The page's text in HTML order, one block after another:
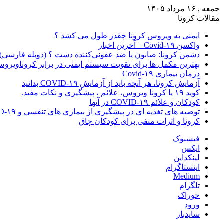
جمعه , ۱۶ مرداد ۱۴۰۵
مقالات کرونا
ایمنی به ویروس کرونا چقدر طول می کشد ؟
واکسن Covid-۱۹ – آخرین اخبار
دشمن کرونا: صابون یا ضد عفونی‌کننده دست ؟ (دوبله فارسی)
بهترین مکمل ها برای تقویت سیستم ایمنی در برابر
درمان بیماری Covid-۱۹
آزمایش کرونا، هر آنچه باید از آزمایش COVID-۱۹ بدانید
کوید ۱۹ یا کرونا ویروس، علائم ، پیشگیری و نکات مفید.
کودکان و علائم COVID-۱۹ در آنها
توصیه های تغذیه ای در پیشگیری از بیماری های تنفسی و COVID-۱۹
کرونا و اثرات منفی برای کودکان چاق
فیسبوک
ایکس
لینکداین
اینستاگرام
Medium
تلگرام
خوراک
ورود
سایدبار